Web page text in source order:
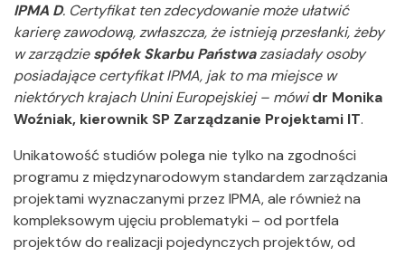
IPMA D. Certyfikat ten zdecydowanie może ułatwić
karierę zawodową, zwłaszcza, że istnieją przesłanki, żeby
w zarządziespółek Skarbu Państwazasiadały osoby
posiadające certyfikat IPMA, jak to ma miejsce w
niektórych krajach Unini Europejskiej – mówidr Monika
Woźniak, kierownik SP Zarządzanie Projektami IT.
Unikatowość studiów polega nie tylko na zgodności
programu z międzynarodowym standardem zarządzania
projektami wyznaczanymi przez IPMA, ale również na
kompleksowym ujęciu problematyki – od portfela
projektów do realizacji pojedynczych projektów, od